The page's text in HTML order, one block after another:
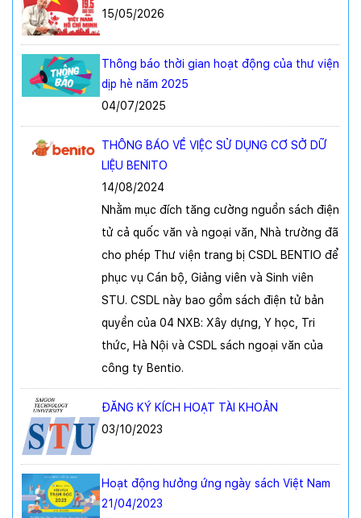
15/05/2026
Thông báo thời gian hoạt động của thư viện
dịp hè năm 2025
04/07/2025
THÔNG BÁO VỀ VIỆC SỬ DỤNG CƠ SỞ DỮ
LIỆU BENITO
14/08/2024
Nhằm mục đích tăng cường nguồn sách điện
tử cả quốc văn và ngoại văn, Nhà trường đã
cho phép Thư viện trang bị CSDL BENTIO để
phục vụ Cán bộ, Giảng viên và Sinh viên
STU. CSDL này bao gồm sách điện tử bản
quyền của 04 NXB: Xây dựng, Y học, Tri
thức, Hà Nội và CSDL sách ngoại văn của
công ty Bentio.
ĐĂNG KÝ KÍCH HOẠT TÀI KHOẢN
03/10/2023
Hoạt động hưởng ứng ngày sách Việt Nam
21/04/2023